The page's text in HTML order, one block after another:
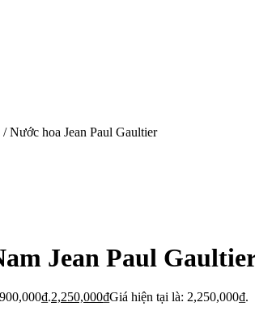
/ Nước hoa Jean Paul Gaultier
Jean Paul
2,250,000₫Giá hiện tại là: 2,250,000₫.